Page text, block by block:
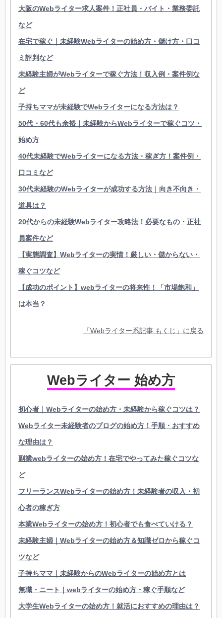
大阪のWebライター求人案件！正社員・バイト・業務委託
など
在宅で稼ぐ｜未経験Webライターの始め方・儲け方・口コ
ミ評判など
未経験主婦がWebライターで稼ぐ方法！収入例・案件例な
ど
子持ちママが未経験でWebライターになる方法は？
50代・60代も余裕｜未経験からWebライターで稼ぐコツ・
始め方
40代未経験でWebライターになる方法・稼ぎ方！案件例・
口コミなど
30代未経験のWebライターが成功する方法｜向き不向き・
道具は？
20代からの未経験Webライター攻略法！必要なもの・正社
員案件など
【実態調査】Webライターの実情！厳しい・儲からない・
稼ぐコツなど
【成功のポイント】webライターの将来性！「市場飽和」
は本当？
「Webライター系記事 もくじ」に戻る
Webライター 始め方
初心者｜Webライターの始め方・未経験から稼ぐコツは？
Webライター未経験者のブログの始め方！手順・おすすめ
な理由は？
副業webライターの始め方！在宅でやってみた稼ぐコツな
ど
フリーランスWebライターの始め方！未経験者の収入・初
心者の稼ぎ方
本業Webライターの始め方！初心者でも食べていける？
未経験主婦｜Webライターの始め方＆知識ゼロから稼ぐコ
ツなど
子持ちママ｜未経験からのWebライターの始め方とは
無職・ニート｜webライターの始め方・稼ぐ手順など
大学生Webライターの始め方！就活におすすめの理由は？